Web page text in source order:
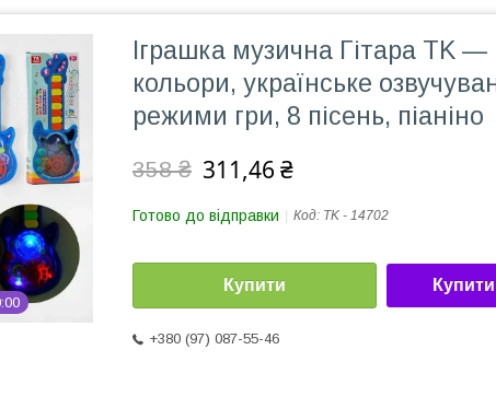
00
Іграшка музична Гітара TK —
кольори, українське
режими гри, 8 пісень, піаніно
358 ₴ 311,46 ₴
Готово до відправки Код: TK - 14702
Купити
+380 (97) 087-55-46